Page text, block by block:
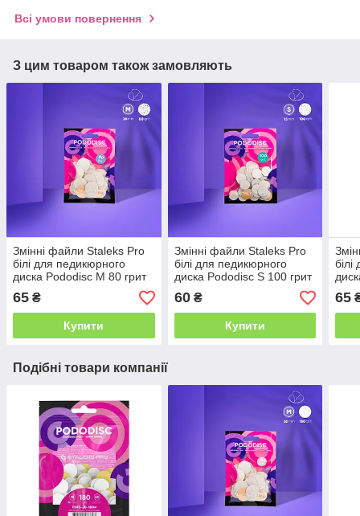
Всі умови повернення
З цим товаром також замовляють
Змінні файли Staleks Pro
білі для педикюрного
диска Pododisc M 80 грит
(50 шт)
65 ₴
Купити
Змінні файли Staleks Pro
білі для педикюрного
диска Pododisc S 100 грит
(50 шт)
60₴
Купити
(50
65
Подібні товари компанії